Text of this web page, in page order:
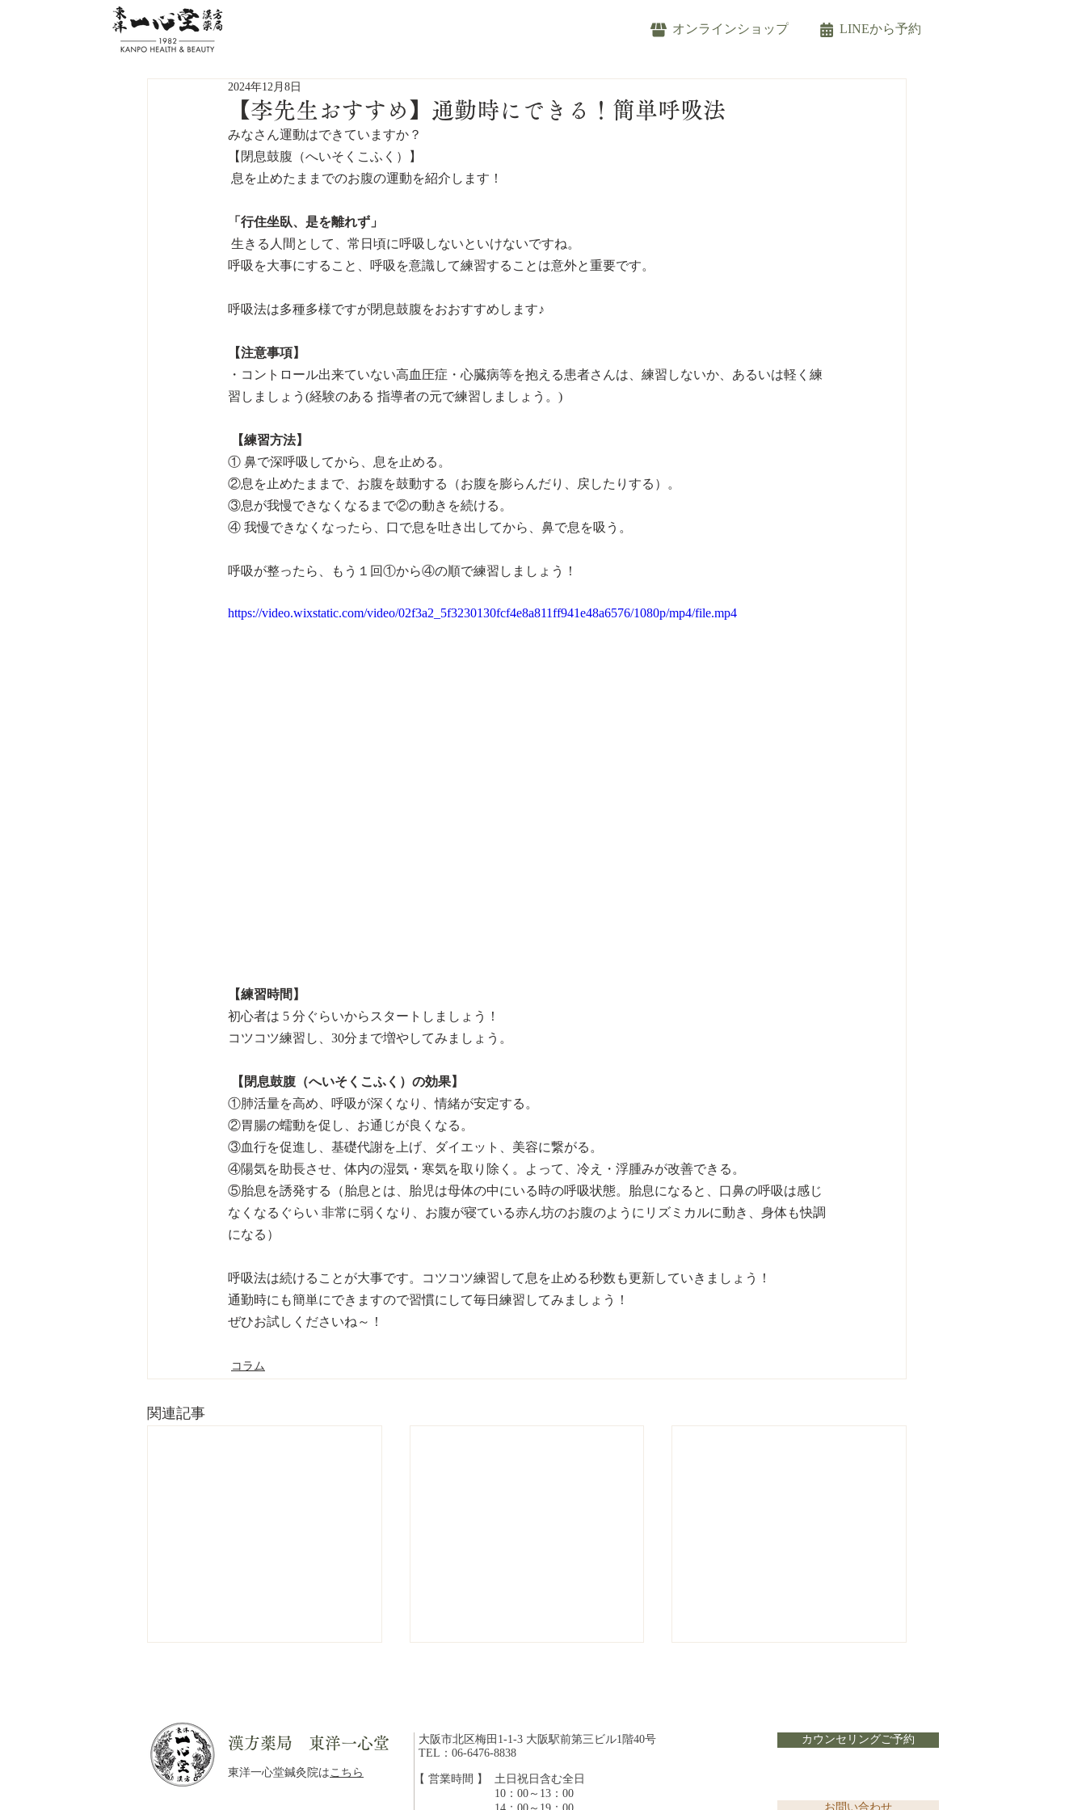
オンラインショップ LINEから予約
【李先生おすすめ】通勤時にできる！簡単呼吸法
2024年12月8日
みなさん運動はできていますか？
【閉息鼓腹（へいそくこふく）】
息を止めたままでのお腹の運動を紹介します！
「行住坐臥、是を離れず」
生きる人間として、常日頃に呼吸しないといけないですね。
呼吸を大事にすること、呼吸を意識して練習することは意外と重要です。
呼吸法は多種多様ですが閉息鼓腹をおおすすめします♪
【注意事項】
・コントロール出来ていない高血圧症・心臓病等を抱える患者さんは、練習しないか、あるいは軽く練
習しましょう(経験のある 指導者の元で練習しましょう。)
【練習方法】
① 鼻で深呼吸してから、息を止める。
②息を止めたままで、お腹を鼓動する（お腹を膨らんだり、戻したりする）。
③息が我慢できなくなるまで②の動きを続ける。
④ 我慢できなくなったら、口で息を吐き出してから、鼻で息を吸う。
呼吸が整ったら、もう１回①から④の順で練習しましょう！
https://video.wixstatic.com/video/02f3a2_5f3230130fcf4e8a811ff941e48a6576/1080p/mp4/file.mp4
【練習時間】
初心者は 5 分ぐらいからスタートしましょう！
コツコツ練習し、30分まで増やしてみましょう。
【閉息鼓腹（へいそくこふく）の効果】
①肺活量を高め、呼吸が深くなり、情緒が安定する。
②胃腸の蠕動を促し、お通じが良くなる。
③血行を促進し、基礎代謝を上げ、ダイエット、美容に繋がる。
④陽気を助長させ、体内の湿気・寒気を取り除く。よって、冷え・浮腫みが改善できる。
⑤胎息を誘発する（胎息とは、胎児は母体の中にいる時の呼吸状態。胎息になると、口鼻の呼吸は感じ
なくなるぐらい 非常に弱くなり、お腹が寝ている赤ん坊のお腹のようにリズミカルに動き、身体も快調
になる）
呼吸法は続けることが大事です。コツコツ練習して息を止める秒数も更新していきましょう！
通勤時にも簡単にできますので習慣にして毎日練習してみましょう！
ぜひお試しくださいね～！
コラム
関連記事
「体に良い」は魔法の言葉で 知っていますか？潤いをつく
漢方薬局 東洋一心堂
東洋一心堂鍼灸院はこちら
大阪市北区梅田1-1-3 大阪駅前第三ビル1階40号
TEL：06-6476-8838
【 営業時間 】
​土日祝日含む全日
10：00～13：00
カウンセリングご予約